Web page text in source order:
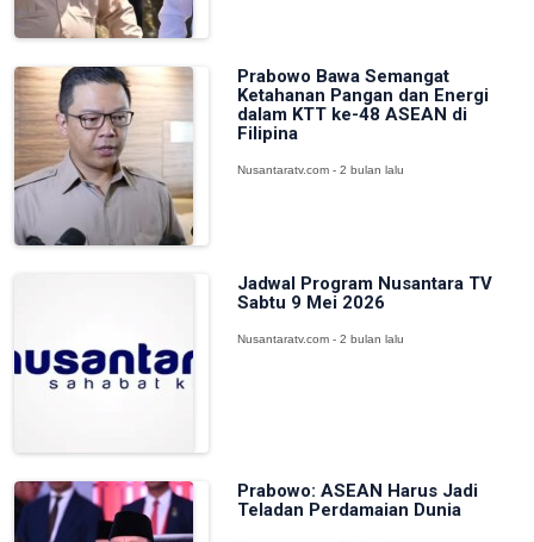
Prabowo Bawa Semangat
Ketahanan Pangan dan Energi
dalam KTT ke-48 ASEAN di
Filipina
Nusantaratv.com - 2 bulan lalu
Jadwal Program Nusantara TV
Sabtu 9 Mei 2026
Nusantaratv.com - 2 bulan lalu
Prabowo: ASEAN Harus Jadi
Teladan Perdamaian Dunia